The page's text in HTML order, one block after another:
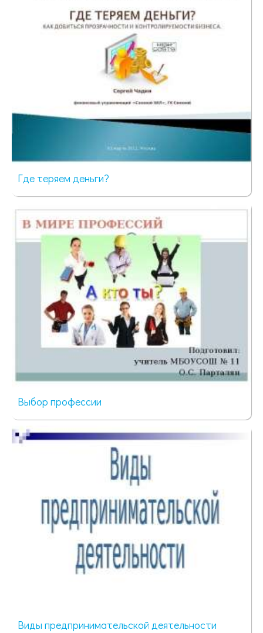
Где теряем деньги?
329 просмотров
Выбор профессии
427 просмотров
Виды предпринимательской деятельности